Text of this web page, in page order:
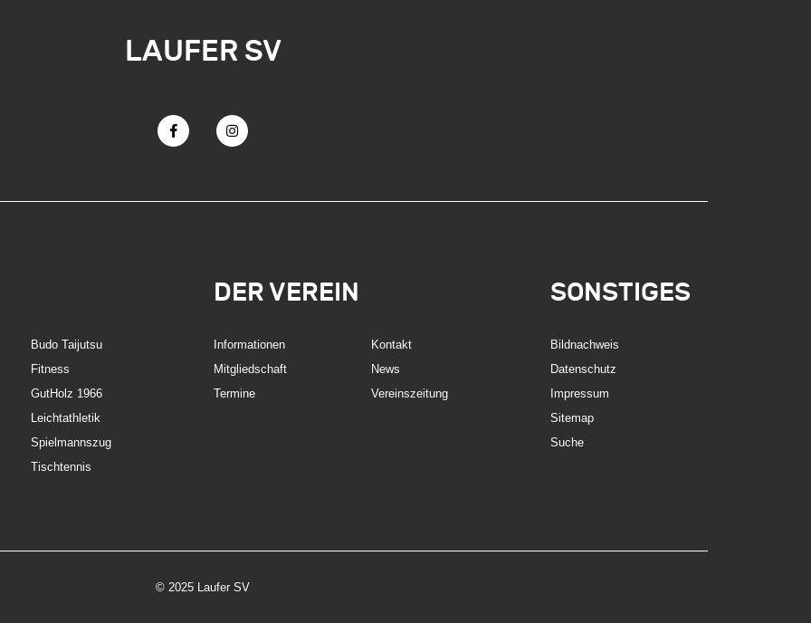
LAUFER SV
Budo Taijutsu
Fitness
GutHolz 1966
Leichtathletik
Spielmannszug
Tischtennis
DER VEREIN
Informationen
Kontakt
Mitgliedschaft
News
Termine
Vereinszeitung
SONSTIGES
Bildnachweis
Datenschutz
Impressum
Sitemap
Suche
© 2025 Laufer SV